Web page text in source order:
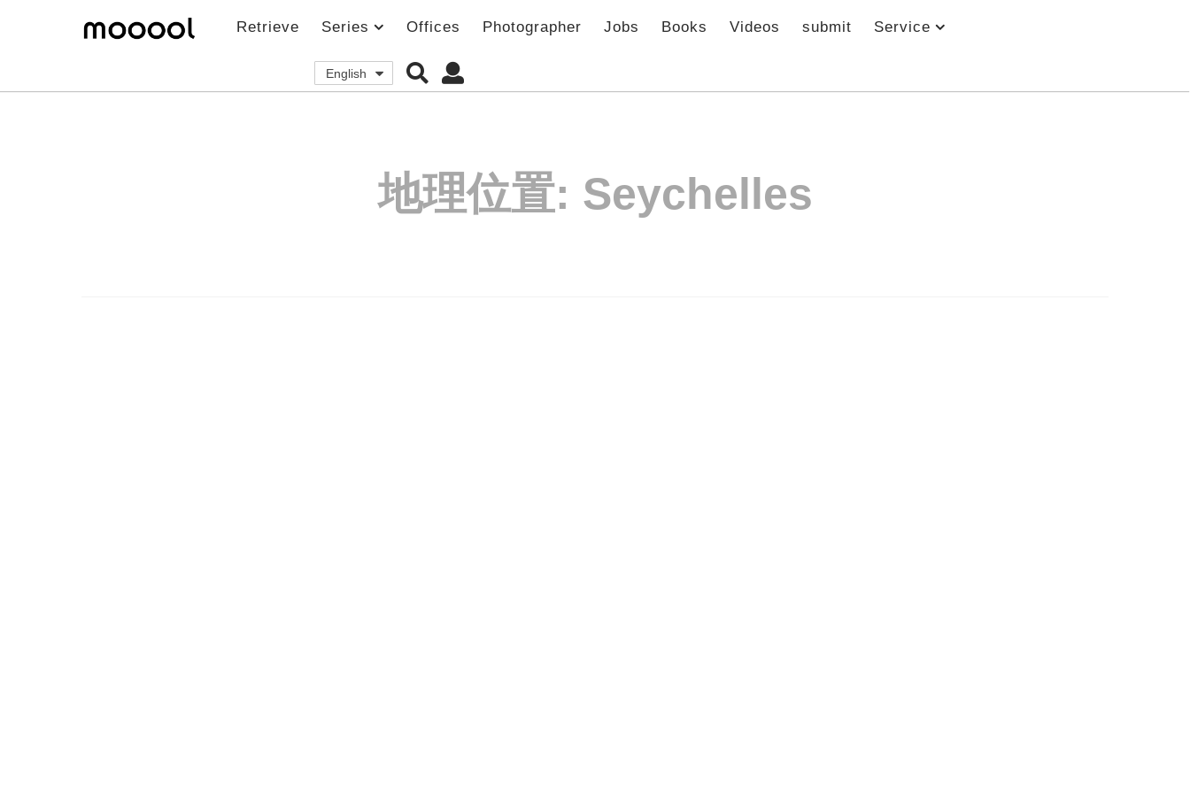
Retrieve Series Offices Photographer Jobs Books Videos submit Service
English
地理位置: Seychelles